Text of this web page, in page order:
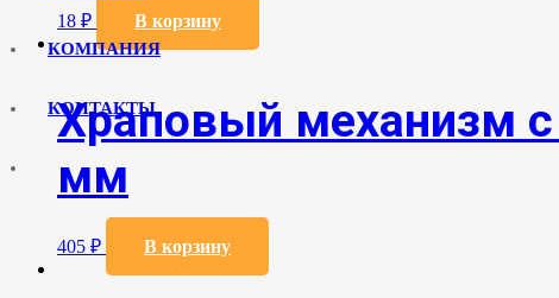
КОМПАНИЯ
КОНТАКТЫ
18 ₽ В корзину
Храповый механизм
мм
405 ₽ В корзину